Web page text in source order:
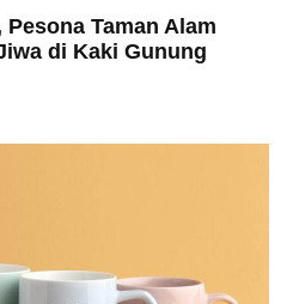
Taman Alam
di Kaki Gunung